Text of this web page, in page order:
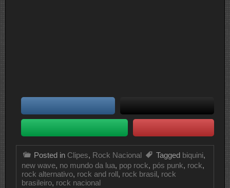
Posted in Clipes, Rock Nacional Tagged biquini,
new wave, no mundo da lua, pop rock, pós punk, rock,
rock alternativo, rock and roll, rock brasil, rock
brasileiro, rock nacional